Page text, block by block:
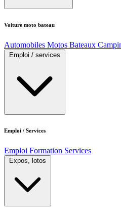
Voiture moto bateau
Automobiles Motos Bateaux
Emploi / services
Emploi / Services
Emploi Formation Services
Expos, lotos